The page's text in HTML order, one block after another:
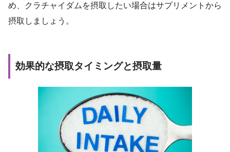
め、クラチャイダムを摂取したい場合はサプリメントから
摂取しましょう。
効果的な摂取タイミングと摂取量